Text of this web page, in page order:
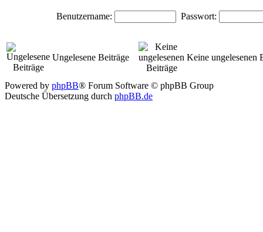
Benutzername: Passwort:
Ungelesene Beiträge Keine ungelesenen
Powered by phpBB® Forum Software © phpBB Group
Deutsche Übersetzung durch phpBB.de